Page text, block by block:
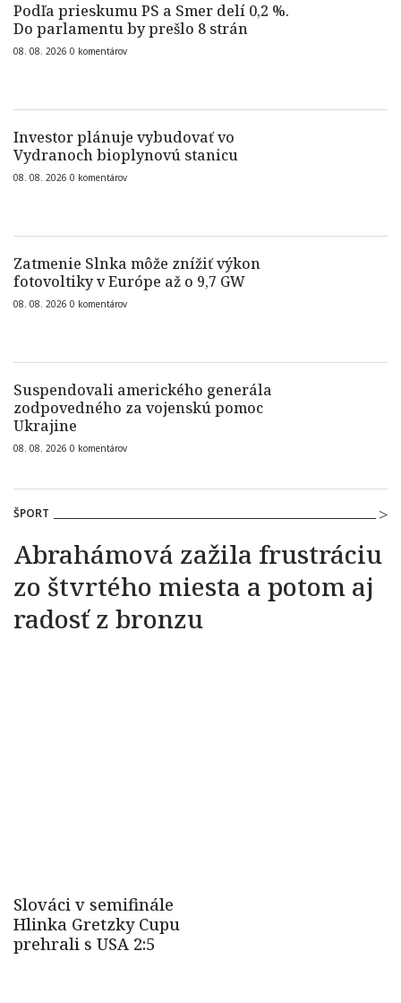
Podľa prieskumu PS a Smer delí 0,2 %.
Do parlamentu by prešlo 8 strán
08. 08. 2026 0 komentárov
Investor plánuje vybudovať vo
Vydranoch bioplynovú stanicu
08. 08. 2026 0 komentárov
Zatmenie Slnka môže znížiť výkon
fotovoltiky v Európe až o 9,7 GW
08. 08. 2026 0 komentárov
Suspendovali amerického generála
zodpovedného za vojenskú pomoc
Ukrajine
08. 08. 2026 0 komentárov
ŠPORT